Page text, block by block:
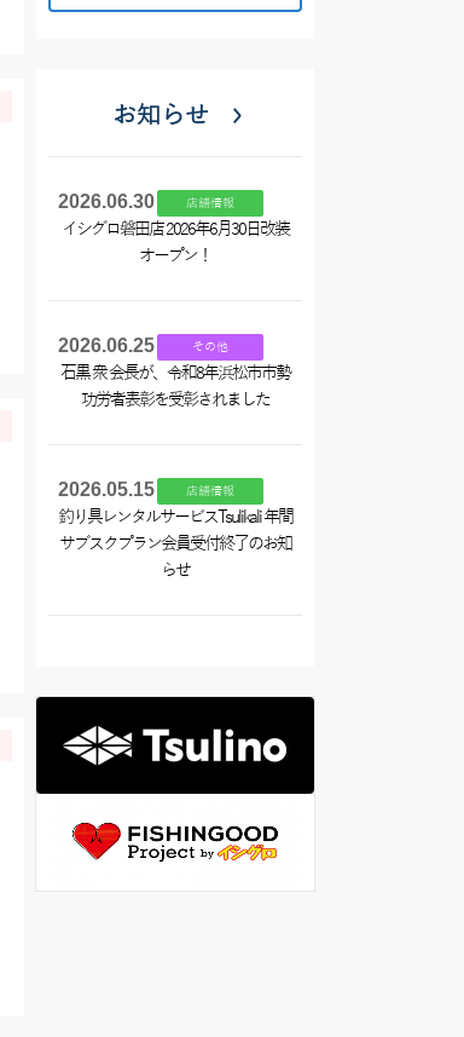
お知らせ
2026.06.30 店舗情報
イシグロ磐田店 2026年6月30日改装
オープン！
2026.06.25 その他
石黒 衆 会長が、令和8年浜松市市勢
功労者表彰を受彰されました
2026.05.15 店舗情報
釣り具レンタルサービスTsulikali 年間
サブスクプラン会員受付終了のお知
らせ